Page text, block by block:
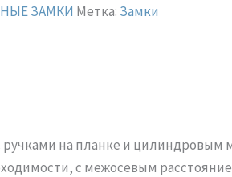
ЗАМКИ Метка: Замки
ручками на планке и
с межосевым